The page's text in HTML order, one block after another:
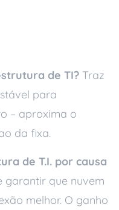
de TI? Traz
para
– aproxima o
da fixa.
de T.I. por causa
garantir que nuvem
melhor. O ganho